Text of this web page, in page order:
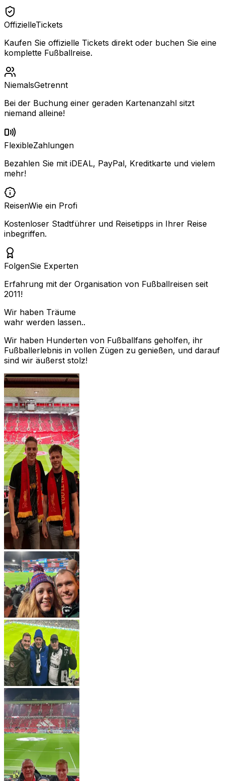
OffizielleTickets
Kaufen Sie offizielle Tickets direkt oder buchen Sie eine
komplette Fußballreise.
NiemalsGetrennt
Bei der Buchung einer geraden Kartenanzahl sitzt
niemand alleine!
FlexibleZahlungen
Bezahlen Sie mit iDEAL, PayPal, Kreditkarte und vielem
mehr!
ReisenWie ein Profi
Kostenloser Stadtführer und Reisetipps in Ihrer Reise
inbegriffen.
FolgenSie Experten
Erfahrung mit der Organisation von Fußballreisen seit
2011!
Wir haben Träume
wahr werden lassen..
Wir haben Hunderten von Fußballfans geholfen, ihr
Fußballerlebnis in vollen Zügen zu genießen, und darauf
sind wir äußerst stolz!